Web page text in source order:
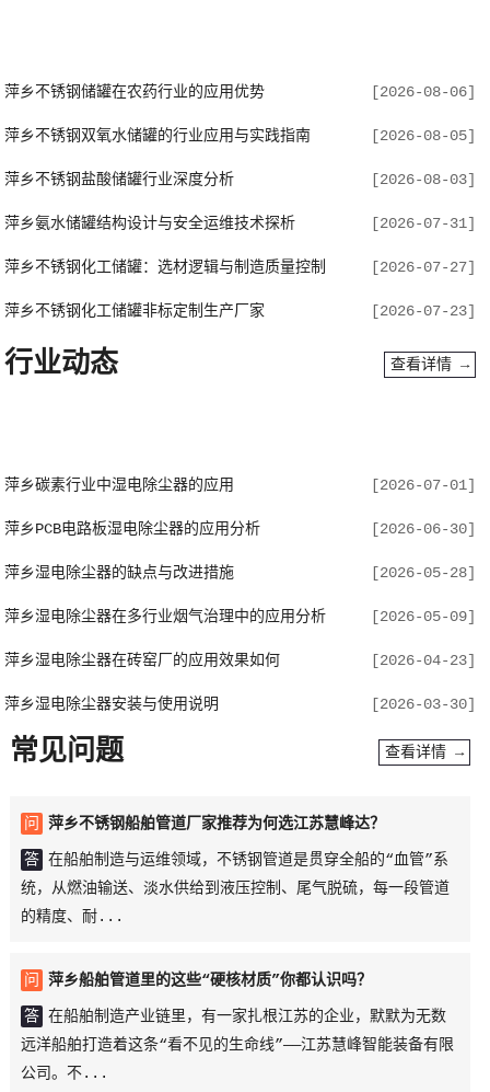
萍乡不锈钢储罐在农药行业的应用优势 [2026-08-06]
萍乡不锈钢双氧水储罐的行业应用与实践指南 [2026-08-05]
萍乡不锈钢盐酸储罐行业深度分析 [2026-08-03]
萍乡氨水储罐结构设计与安全运维技术探析 [2026-07-31]
萍乡不锈钢化工储罐：选材逻辑与制造质量控制 [2026-07-27]
萍乡不锈钢化工储罐非标定制生产厂家 [2026-07-23]
查看详情 →
行业动态
萍乡碳素行业中湿电除尘器的应用 [2026-07-01]
萍乡PCB电路板湿电除尘器的应用分析 [2026-06-30]
萍乡湿电除尘器的缺点与改进措施 [2026-05-28]
萍乡湿电除尘器在多行业烟气治理中的应用分析 [2026-05-09]
萍乡湿电除尘器在砖窑厂的应用效果如何 [2026-04-23]
萍乡湿电除尘器安装与使用说明 [2026-03-30]
查看详情 →
常见问题
问 萍乡不锈钢船舶管道厂家推荐为何选江苏慧峰达？
答 在船舶制造与运维领域，不锈钢管道是贯穿全船的“血管”系
统，从燃油输送、淡水供给到液压控制、尾气脱硫，每一段管道
的精度、耐...
问 萍乡船舶管道里的这些“硬核材质”你都认识吗？
答 在船舶制造产业链里，有一家扎根江苏的企业，默默为无数
远洋船舶打造着这条“看不见的生命线”——江苏慧峰智能装备有限
公司。不...